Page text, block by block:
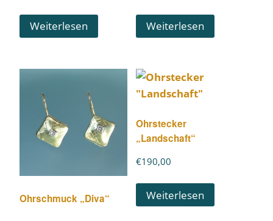
Weiterlesen Weiterlesen
Ohrschmuck „Diva“
Ohrstecker
„Landschaft“
€190,00
Weiterlesen